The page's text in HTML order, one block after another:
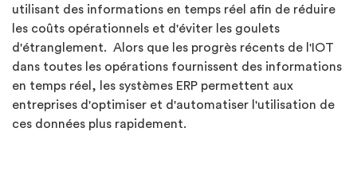
utilisant des informations en temps réel afin de réduire
les coûts opérationnels et d'éviter les goulets
d'étranglement. Alors que les progrès récents de l'IOT
dans toutes les opérations fournissent des informations
en temps réel, les systèmes ERP permettent aux
entreprises d'optimiser et d'automatiser l'utilisation de
ces données plus rapidement.